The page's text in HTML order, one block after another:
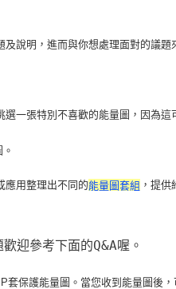
及說明，進而與你想處理面對的議題
選一張特別不喜歡的能量圖，因為這
應用整理出不同的
能量圖套組 ，提供
迎參考下面的Q&A喔。
保護能量圖。當您收到能量圖後，